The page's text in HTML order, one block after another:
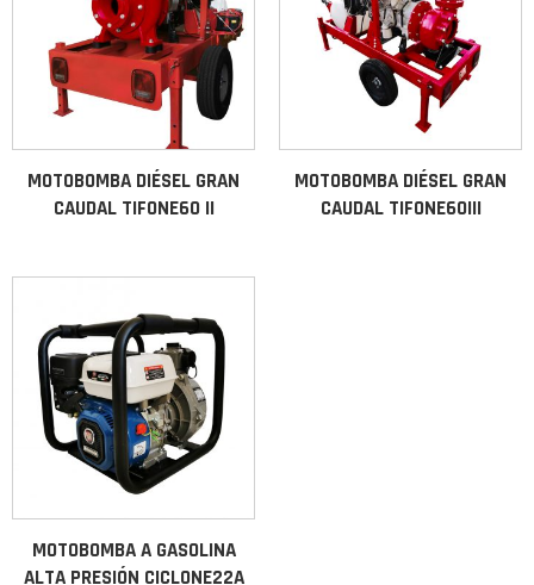
MOTOBOMBA DIÉSEL GRAN
CAUDAL TIFONE60 II
MOTOBOMBA DIÉSEL GRAN
CAUDAL TIFONE60III
MOTOBOMBA A GASOLINA
ALTA PRESIÓN CICLONE22A